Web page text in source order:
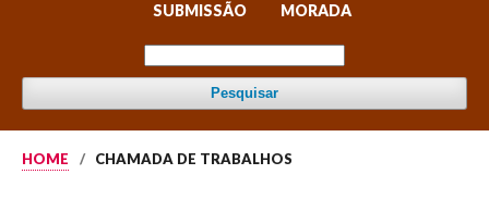
SUBMISSÃO MORADA
Pesquisar
HOME / CHAMADA DE TRABALHOS